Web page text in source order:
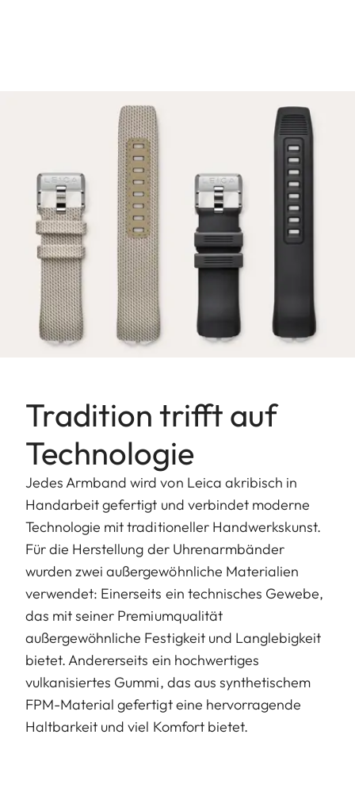
Tradition trifft auf
Technologie
Jedes Armband wird von Leica akribisch in
Handarbeit gefertigt und verbindet moderne
Technologie mit traditioneller Handwerkskunst.
Für die Herstellung der Uhrenarmbänder
wurden zwei außergewöhnliche Materialien
verwendet: Einerseits ein technisches Gewebe,
das mit seiner Premiumqualität
außergewöhnliche Festigkeit und Langlebigkeit
bietet. Andererseits ein hochwertiges
vulkanisiertes Gummi, das aus synthetischem
FPM-Material gefertigt eine hervorragende
Haltbarkeit und viel Komfort bietet.